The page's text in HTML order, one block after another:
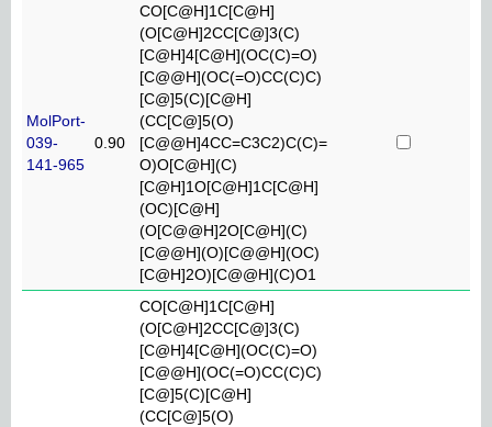
MolPort-
039-
141-965
0.90
CO[C@H]1C[C@H]
(O[C@H]2CC[C@]3(C)
[C@H]4[C@H](OC(C)=O)
[C@@H](OC(=O)CC(C)C)
[C@]5(C)[C@H]
(CC[C@]5(O)
[C@@H]4CC=C3C2)C(C)=
O)O[C@H](C)
[C@H]1O[C@H]1C[C@H]
(OC)[C@H]
(O[C@@H]2O[C@H](C)
[C@@H](O)[C@@H](OC)
[C@H]2O)[C@@H](C)O1
CO[C@H]1C[C@H]
(O[C@H]2CC[C@]3(C)
[C@H]4[C@H](OC(C)=O)
[C@@H](OC(=O)CC(C)C)
[C@]5(C)[C@H]
(CC[C@]5(O)